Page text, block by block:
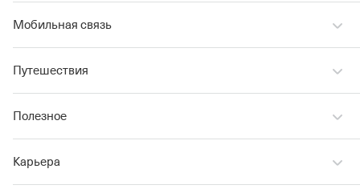
Мобильная связь
Путешествия
Полезное
Карьера